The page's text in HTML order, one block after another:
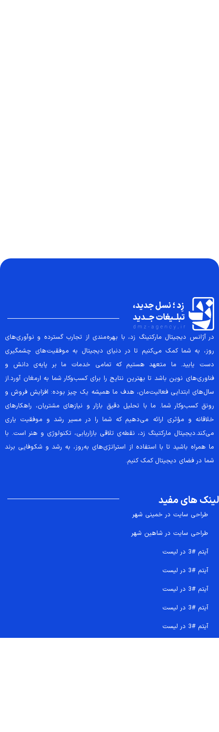
در آژانس دیجیتال مارکتینگ زد، با بهره‌مندی از تجارب گسترده و نوآوری‌های
روز، به شما کمک می‌کنیم تا در دنیای دیجیتال به موفقیت‌های چشمگیری
دست یابید. ما متعهد هستیم که تمامی خدمات ما بر پایه‌ی دانش و
فناوری‌های نوین باشد تا بهترین نتایج را برای کسب‌وکار شما به ارمغان آورد.از
سال‌های ابتدایی فعالیت‌مان، هدف ما همیشه یک چیز بوده: افزایش فروش و
رونق کسب‌وکار شما. ما با تحلیل دقیق بازار و نیازهای مشتریان، راهکارهای
خلاقانه و مؤثری ارائه می‌دهیم که شما را در مسیر رشد و موفقیت یاری
می‌کند.دیجیتال مارکتینگ زد، نقطه‌ی تلاقی بازاریابی، تکنولوژی و هنر است. با
ما همراه باشید تا با استفاده از استراتژی‌های به‌روز، به رشد و شکوفایی برند
شما در فضای دیجیتال کمک کنیم.
لینک های مفید
طراحی سایت در خمینی شهر
طراحی سایت در شاهین شهر
آیتم #3 در لیست
آیتم #3 در لیست
آیتم #3 در لیست
آیتم #3 در لیست
آیتم #3 در لیست